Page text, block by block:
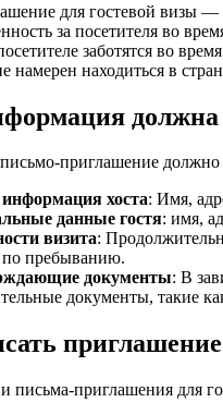
для гостевой визы —
за посетителя во
заботятся во
намерен находиться в
приглашение
хоста: Имя,
данные гостя: имя,
визита:
по пребыванию.
документы: В
документы, такие
письма-приглашения для